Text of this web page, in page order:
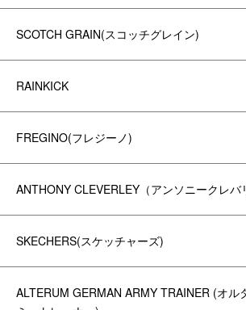
SCOTCH GRAIN(スコッチグレイン)
RAINKICK
FREGINO(フレジーノ)
ANTHONY CLEVERLEY（アンソニークレバ
SKECHERS(スケッチャーズ)
ALTERUM GERMAN ARMY TRAINER (オル